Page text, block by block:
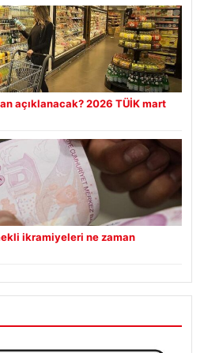
açıklanacak? 2026 TÜİK mart
ikramiyeleri ne zaman